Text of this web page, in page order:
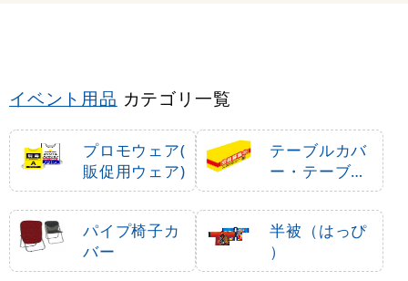
イベント用品 カテゴリ一覧
プロモウェア(
販促用ウェア)
テーブルカバ
ー・テーブル
クロス
パイプ椅子カ
バー
半被（はっぴ
）